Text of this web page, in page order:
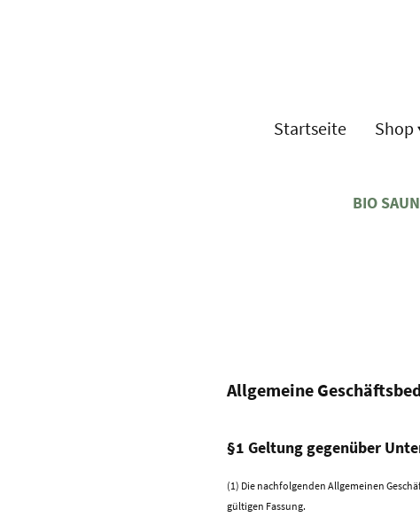
Startseite Shop
BIO
Allgemeine
§1 Geltung gegenüber
(1) Die nachfolgenden Allgemeinen
gültigen Fassung.